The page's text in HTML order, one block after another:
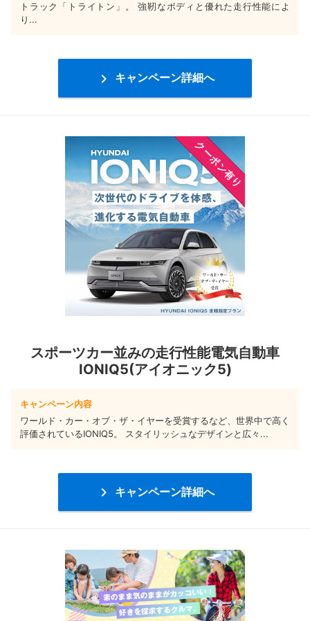
トラック「トライトン」。 強靭なボディと優れた走行性能によ
り...
 キャンペーン詳細へ
クーポン有り
スポーツカー並みの走行性能電気自動車
IONIQ5(アイオニック5)
キャンペーン内容
ワールド・カー・オブ・ザ・イヤーを受賞するなど、世界中で高く
評価されているIONIQ5。 スタイリッシュなデザインと広々...
 キャンペーン詳細へ